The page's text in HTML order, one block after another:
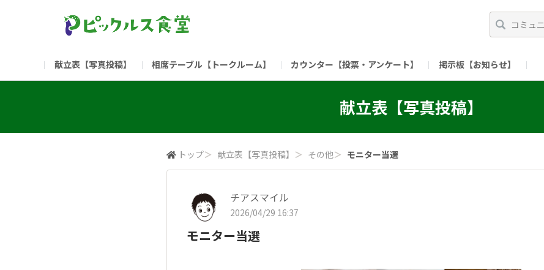
献立表【写真投稿】 相席テーブル【トークルーム】 カウンター【投票・アンケート】 掲示板【お知らせ】
（リンク）ご飯がススム ブランドサイト （リンク）ピックルスコーポレーションHP （リンク）
献立表【写真投稿】
トップ＞ 献立表【写真投稿】 ＞ その他＞ モニター当選
チアスマイル
2026/04/29 16:37
モニター当選